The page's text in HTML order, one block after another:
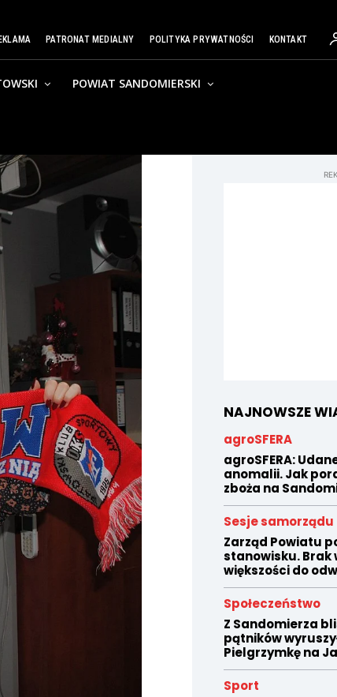
PATRONAT MEDIALNY POLITYKA PRYWATNOŚCI KONTAKT
POWIAT SANDOMIERSKI
NAJNOWSZE
agroSFERA
agroSFERA:
anomalii. Jak
zboża na
Sesje samorządu
Zarząd Powiatu
stanowisku. Brak
większości do
Społeczeństwo
Z Sandomierza
pątników
Pielgrzymkę na
Sport